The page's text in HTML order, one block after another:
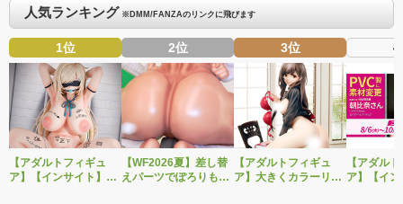
人気ランキング ※DMM/FANZAのリンクに飛びます
1位
【アダルトフィギュ
ア】【インサイト】肉
2位
【WF2026夏】差し替
えパーツでぽろりも
3位
【アダルトフィギュ
ア】大きくカラーリン
4
【アダル
ア】【イ